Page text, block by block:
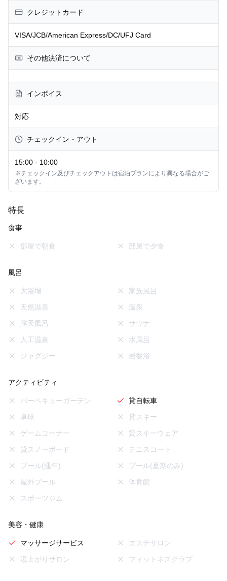
クレジットカード
VISA/JCB/American Express/DC/UFJ Card
その他決済について
インボイス
対応
チェックイン・アウト
15:00 - 10:00
※チェックイン及びチェックアウトは宿泊プランにより異なる場合がご
ざいます。
特長
食事
部屋で朝食 部屋で夕食
風呂
大浴場
家族風呂
天然温泉
温泉
露天風呂
サウナ
人工温泉
水風呂
ジャグジー
岩盤浴
アクティビティ
バーベキューガーデン
貸自転車
卓球
貸スキー
ゲームコーナー
貸スキーウェア
貸スノーボード
テニスコート
プール(通年)
プール(夏期のみ)
屋外プール
体育館
スポーツジム
美容・健康
マッサージサービス
エステサロン
湯上がりサロン
フィットネスクラブ